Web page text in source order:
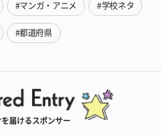
#マンガ・アニメ #学校ネタ
#都道府県
届けるスポンサー